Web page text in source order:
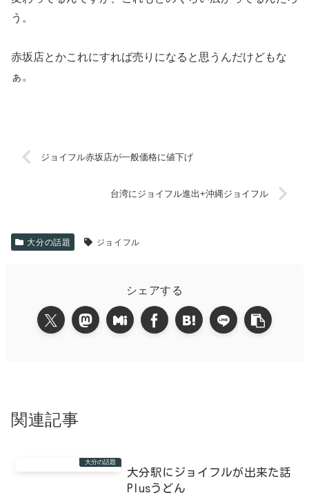
う。
赤坂店とかこれにすれば売りになると思うんだけどもな
ぁ。
ジョイフル赤坂店が一般価格に値下げ
台湾にジョイフル進出+沖縄ジョイフル
大分の話題 ジョイフル
シェアする
関連記事
大分の話題
大分駅にジョイフルが出来た話
Plusうどん